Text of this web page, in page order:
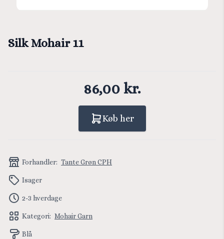
Silk Mohair 11
86,00 kr.
Køb her
Forhandler: Tante Grøn CPH
Isager
2-3 hverdage
Kategori: Mohair Garn
Blå